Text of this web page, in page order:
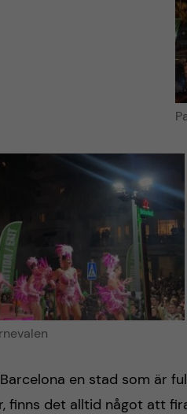
en stad som är
finns det alltid något att